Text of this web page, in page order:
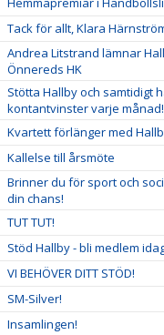
Tack för allt, Klara
Andrea Litstrand lämnar
Önnereds HK
Stötta Hallby och samtidigt
kontantvinster varje månad!
Kvartett förlänger med
Kallelse till årsmöte
Brinner du för sport och
din chans!
TUT TUT!
Stöd Hallby - bli medlem
VI BEHÖVER DITT STÖD!
SM-Silver!
Insamlingen!